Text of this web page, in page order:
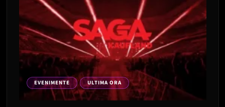
EVENIMENTE ULTIMA ORA